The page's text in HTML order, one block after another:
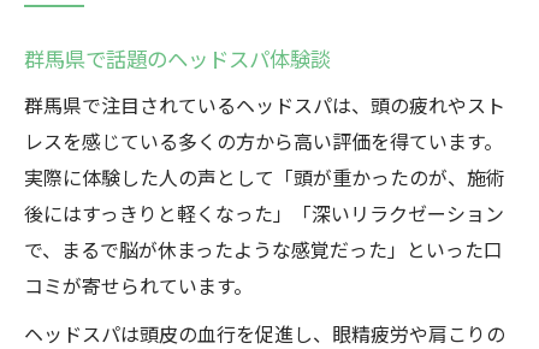
群馬県で話題のヘッドスパ体験談
群馬県で注目されているヘッドスパは、頭の疲れやスト
レスを感じている多くの方から高い評価を得ています。
実際に体験した人の声として「頭が重かったのが、施術
後にはすっきりと軽くなった」「深いリラクゼーション
で、まるで脳が休まったような感覚だった」といった口
コミが寄せられています。
ヘッドスパは頭皮の血行を促進し、眼精疲労や肩こりの